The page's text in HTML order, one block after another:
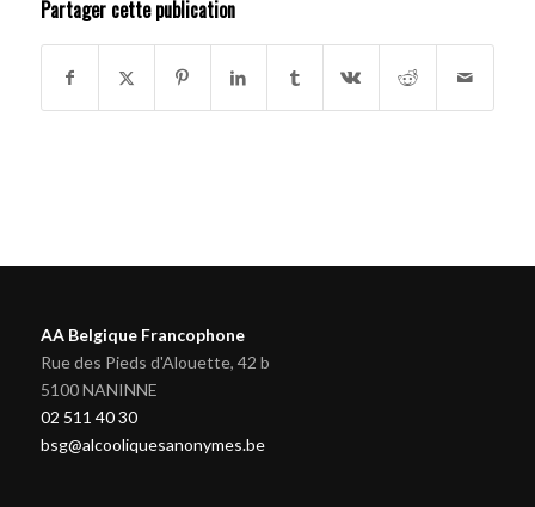
Partager cette publication
AA Belgique Francophone
Rue des Pieds d'Alouette, 42 b
5100 NANINNE
02 511 40 30
bsg@alcooliquesanonymes.be